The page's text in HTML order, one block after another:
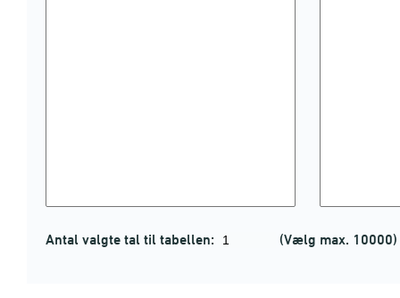
Antal valgte tal til tabellen: (Vælg max. 10000)